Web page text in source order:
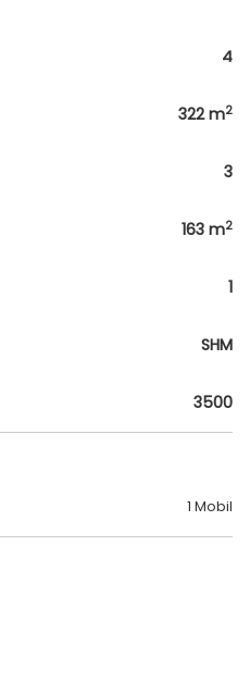
4
322m2
3
163 m2
1
SHM
3500
1 Mobil